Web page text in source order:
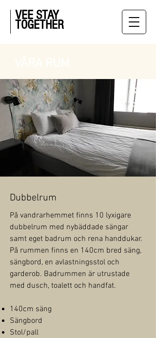
VEE STAY
TOGETHER
Dubbelrum
På vandrarhemmet finns 10 lyxigare
dubbelrum med nybäddade sängar
samt eget badrum och rena handdukar.
På rummen finns en 140cm bred säng,
sängbord, en avlastningsstol och
garderob. Badrummen är utrustade
med dusch, toalett och handfat.
140cm säng
Sängbord
Stol/pall